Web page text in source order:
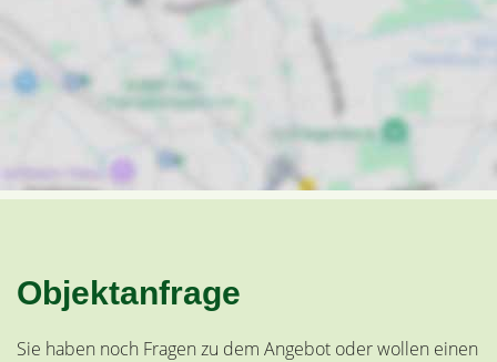
Objektanfrage
Sie haben noch Fragen zu dem Angebot oder wollen einen